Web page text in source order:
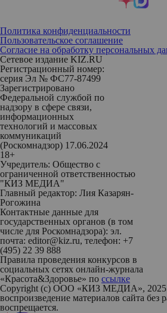
Политика конфиденциальности
Пользовательское соглашение
Согласие на обработку персональных
Сетевое издание KIZ.RU
Регистрационный номер:
серия Эл № ФС77-87499
Зарегистрировано
Федеральной службой по
надзору в сфере связи,
информационных
технологий и массовых
коммуникаций
(Роскомнадзор) 17.06.2024
18+
Учредитель: Общество с
ограниченной ответственностью
"КИЗ МЕДИА"
Главный редактор: Лия Казарян-
Рогожина
Контактные данные для
государственных органов (в том
числе для Роскомнадзора): эл.
почта: editor@kiz.ru, телефон: +7
(495) 22 39 888
Правила проведения конкурсов в
социальных сетях онлайн-журнала
«Красота&Здоровье» по ссылке
Copyright (с) ООО «КИЗ МЕДИА»,
воспроизведение материалов сайта без
воспрещается.